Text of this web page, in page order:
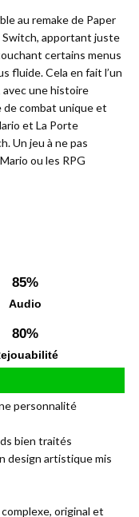
au remake de Paper
Switch, apportant juste
certains menus
fluide. Cela en fait l’un
avec une histoire
combat unique et
et La Porte
Un jeu à ne pas
ou les RPG
85%
Audio
80%
personnalité
bien traités
design artistique mis
original et